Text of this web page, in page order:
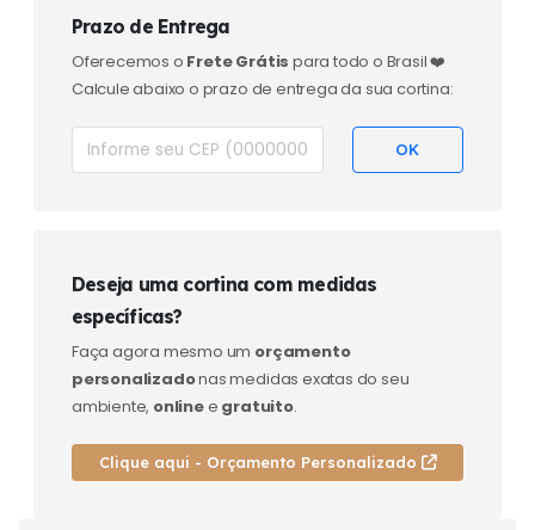
Prazo de Entrega
Oferecemos o Frete Grátis para todo o Brasil ❤️
Calcule abaixo o prazo de entrega da sua cortina:
Deseja uma cortina com medidas
específicas?
Faça agora mesmo um orçamento
personalizadonas medidas exatas do seu
ambiente, onlinee gratuito.
Clique aqui - Orçamento Personalizado